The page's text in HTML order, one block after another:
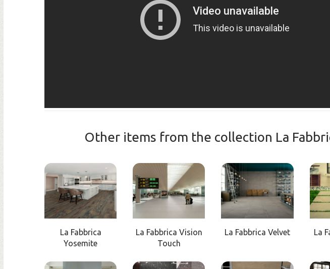
Other items from the collection La
La Fabbrica
Yosemite
La Fabbrica Vision
Touch
La Fabbrica Velvet
La